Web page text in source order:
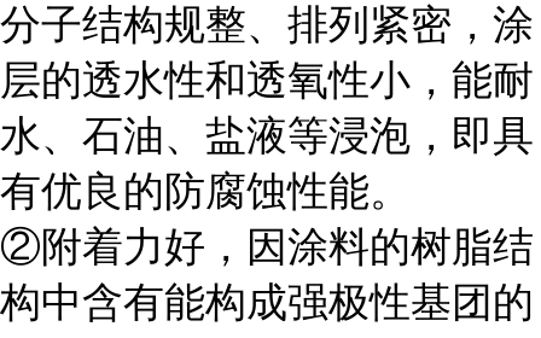
分子结构规整、排列紧密，涂
层的透水性和透氧性小，能耐
水、石油、盐液等浸泡，即具
有优良的防腐蚀性能。
②附着力好，因涂料的树脂结
构中含有能构成强极性基团的